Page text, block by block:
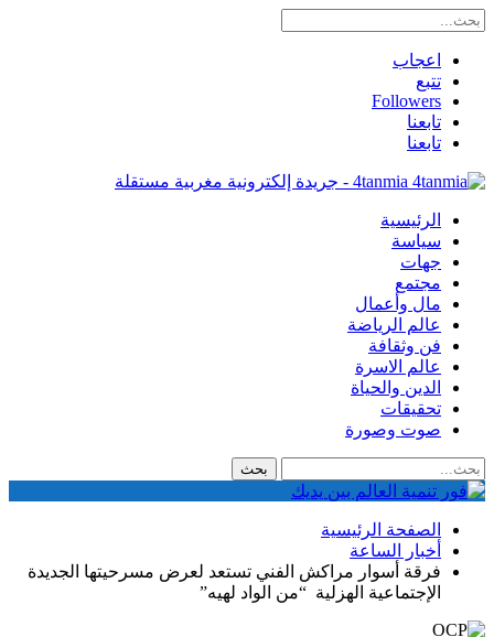
اعجاب
تتبع
Followers
تابعنا
تابعنا
4tanmia - جريدة إلكترونية مغربية مستقلة
الرئيسية
سياسة
جهات
مجتمع
مال وأعمال
عالم الرياضة
فن وثقافة
عالم الاسرة
الدين والحياة
تحقيقات
صوت وصورة
الصفحة الرئيسية
أخبار الساعة
فرقة أسوار مراكش الفني تستعد لعرض مسرحيتها الجديدة
الإجتماعية الهزلية “من الواد لهيه”